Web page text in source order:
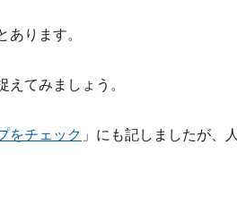
ります。
えてみましょう。
をチェック 」にも記しましたが、人